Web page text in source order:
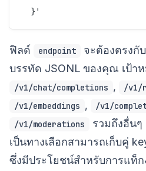
ฟิลด์ endpoint จะต้องตรงกับ
บรรทัด JSONL ของคุณ เป้า
/v1/chat/completions , /v1/
/v1/embeddings , /v1/
/v1/moderations รวมถึงอื่นๆ
เป็นทางเลือกสามารถเก็บคู่
ซึ่งมีประโยชน์สำหรับการแท็